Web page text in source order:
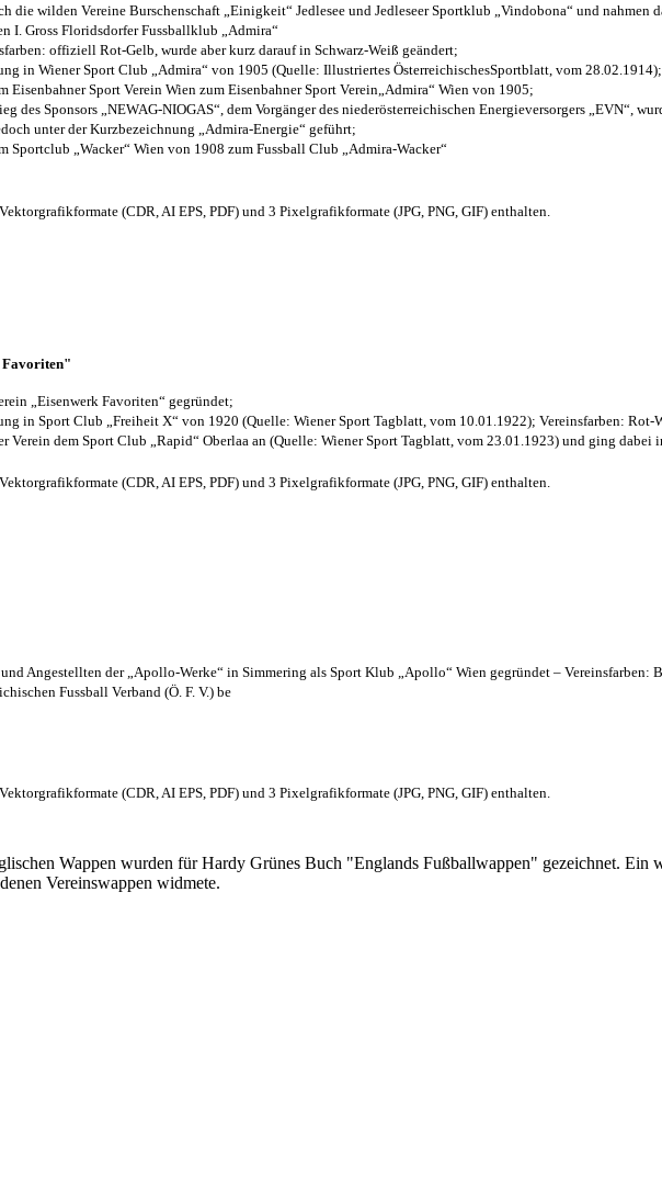
die wilden Vereine Burschenschaft „Einigkeit“ Jedlesee und Jedleseer Sportklub „Vindobona“ und nahmen
I. Gross Floridsdorfer Fussballklub „Admira“
offiziell Rot-Gelb, wurde aber kurz darauf in Schwarz-Weiß geändert;
in Wiener Sport Club „Admira“ von 1905 (Quelle: Illustriertes ÖsterreichischesSportblatt, vom 28.02.1914);
Eisenbahner Sport Verein Wien zum Eisenbahner Sport Verein„Admira“ Wien von 1905;
des Sponsors „NEWAG-NIOGAS“, dem Vorgänger des niederösterreichischen Energieversorgers „EVN“,
unter der Kurzbezeichnung „Admira-Energie“ geführt;
Sportclub „Wacker“ Wien von 1908 zum Fussball Club „Admira-Wacker“
(CDR, AI EPS, PDF) und 3 Pixelgrafikformate (JPG, PNG, GIF) enthalten.
Favoriten"
„Eisenwerk Favoriten“ gegründet;
in Sport Club „Freiheit X“ von 1920 (Quelle: Wiener Sport Tagblatt, vom 10.01.1922); Vereinsfarben: Rot-
Verein dem Sport Club „Rapid“ Oberlaa an (Quelle: Wiener Sport Tagblatt, vom 23.01.1923) und ging dabei
(CDR, AI EPS, PDF) und 3 Pixelgrafikformate (JPG, PNG, GIF) enthalten.
Angestellten der „Apollo-Werke“ in Simmering als Sport Klub „Apollo“ Wien gegründet – Vereinsfarben:
Fussball Verband (Ö. F. V.) be
(CDR, AI EPS, PDF) und 3 Pixelgrafikformate (JPG, PNG, GIF) enthalten.
Wappen wurden für Hardy Grünes Buch "Englands Fußballwappen" gezeichnet. Ein
Vereinswappen widmete.